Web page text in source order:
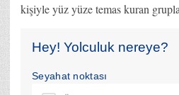
kişiyle yüz yüze temas kuran
Hey! Yolculuk nereye?
Seyahat noktası